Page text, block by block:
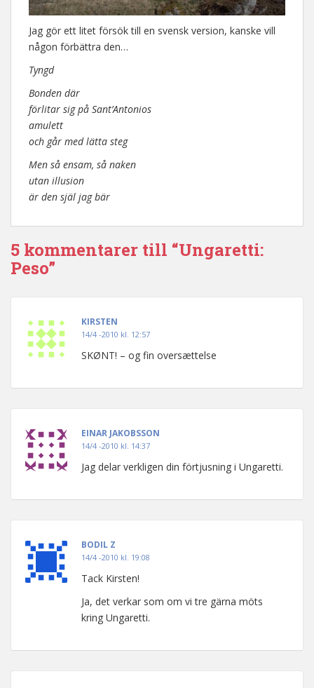
Jag gör ett litet försök till en svensk version, kanske vill
någon förbättra den…
Tyngd
Bonden där
förlitar sig på Sant’Antonios
amulett
och går med lätta steg
Men så ensam, så naken
utan illusion
är den själ jag bär
5 kommentarer till “Ungaretti:
Peso”
KIRSTEN
14/4 -2010 kl. 12:57
SKØNT! – og fin oversættelse
EINAR JAKOBSSON
14/4 -2010 kl. 14:37
Jag delar verkligen din förtjusning i Ungaretti.
BODIL Z
14/4 -2010 kl. 19:08
Tack Kirsten!
Ja, det verkar som om vi tre gärna möts
kring Ungaretti.